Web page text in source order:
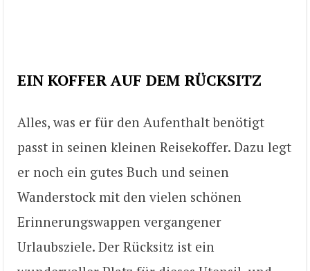
EIN KOFFER AUF DEM RÜCKSITZ
Alles, was er für den Aufenthalt benötigt
passt in seinen kleinen Reisekoffer. Dazu legt
er noch ein gutes Buch und seinen
Wanderstock mit den vielen schönen
Erinnerungswappen vergangener
Urlaubsziele. Der Rücksitz ist ein